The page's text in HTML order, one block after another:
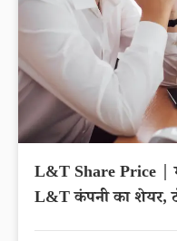
L&T Share Price |
L&T कंपनी का शेयर,